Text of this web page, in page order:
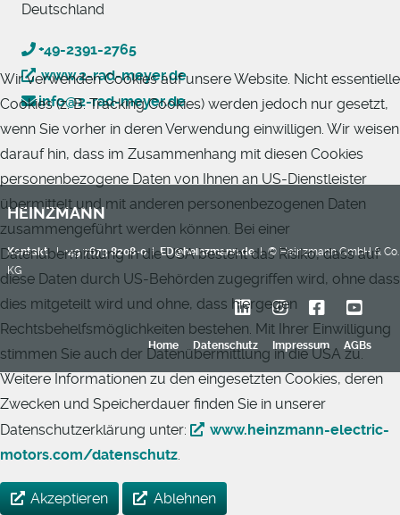
Deutschland
+49-2391-2765
www.2-rad-meyer.de
info@2-rad-meyer.de
HEINZMANN
Kontakt I+49 7673 8208-0IED@heinzmann.deI © Heinzmann GmbH & Co.
KG
Home Datenschutz Impressum AGBs
Wir verwenden Cookies auf unsere Website. Nicht essentielle
Cookies (z. B. Tracking Cookies) werden jedoch nur gesetzt,
wenn Sie vorher in deren Verwendung einwilligen. Wir weisen
darauf hin, dass im Zusammenhang mit diesen Cookies
personenbezogene Daten von Ihnen an US-Dienstleister
übermittelt und mit anderen personenbezogenen Daten
zusammengeführt werden können. Bei einer
Datenübermittlung in die USA besteht das Risiko, dass auf
diese Daten durch US-Behörden zugegriffen wird, ohne dass
dies mitgeteilt wird und ohne, dass hiergegen
Rechtsbehelfsmöglichkeiten bestehen. Mit Ihrer Einwilligung
stimmen Sie auch der Datenübermittlung in die USA zu.
Weitere Informationen zu den eingesetzten Cookies, deren
Zwecken und Speicherdauer finden Sie in unserer
Datenschutzerklärung unter:
www.heinzmann-electric-
motors.com/datenschutz.
Akzeptieren Ablehnen